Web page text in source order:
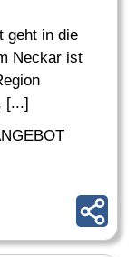
geht in die
Neckar ist
[...]